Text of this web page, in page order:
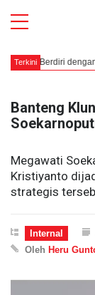
Terkini
Berdiri dengan Kuat
Banteng
Megawati
Kristiyanto
strategis
Internal
Oleh Heru